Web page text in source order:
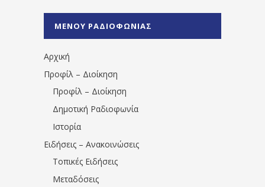
1531194763766854/" artist="" ]
ΜΕΝΟΥ ΡΑΔΙΟΦΩΝΙΑΣ
Αρχική
Προφίλ – Διοίκηση
Προφίλ – Διοίκηση
Δημοτική Ραδιοφωνία
Ιστορία
Ειδήσεις – Ανακοινώσεις
Τοπικές Ειδήσεις
Μεταδόσεις